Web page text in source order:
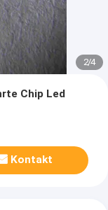
2/4
Chip Led
Kontakt